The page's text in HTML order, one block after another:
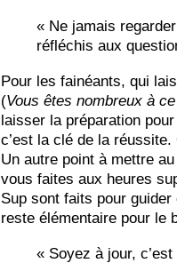
« Ne jamais
réfléchis aux
Pour les fainéants, qui
(Vous êtes nombreux à
laisser la préparation
c’est la clé de la
Un autre point à mettre
vous faites aux heures
Sup sont faits pour
reste élémentaire pour le
« Soyez à jour,